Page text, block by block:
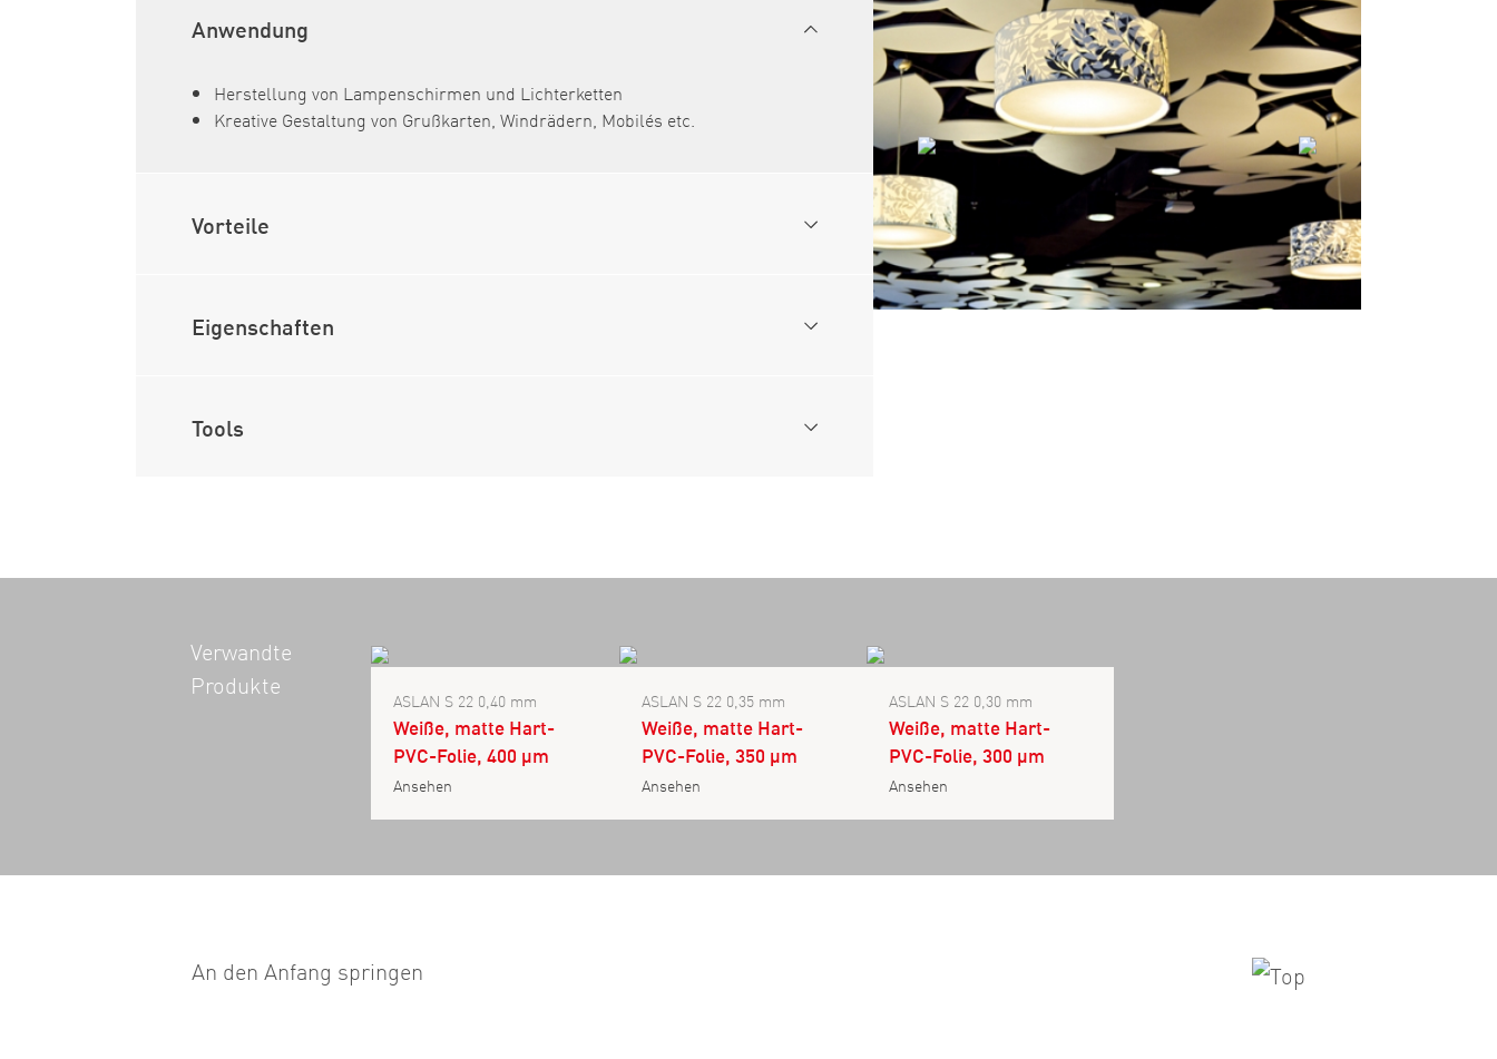
Anwendung
Herstellung von Lampenschirmen und Lichterketten
Kreative Gestaltung von Grußkarten, Windrädern, Mobilés etc.
Vorteile
Eigenschaften
Tools
Verwandte
Produkte
ASLAN S 22 0,40 mm
Weiße, matte Hart-
PVC-Folie, 400 µm
Ansehen
ASLAN S 22 0,35 mm
Weiße, matte Hart-
PVC-Folie, 350 µm
Ansehen
ASLAN S 22 0,30 mm
Weiße, matte Hart-
PVC-Folie, 300 µm
Ansehen
An den Anfang springen